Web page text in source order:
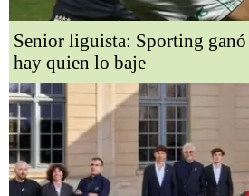
Senior liguista: Sporting
hay quien lo baje